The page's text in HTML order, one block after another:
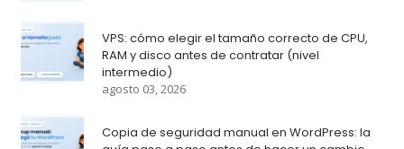
VPS: cómo elegir el tamaño correcto de CPU,
RAM y disco antes de contratar (nivel
intermedio)
agosto 03, 2026
Copia de seguridad manual en WordPress: la